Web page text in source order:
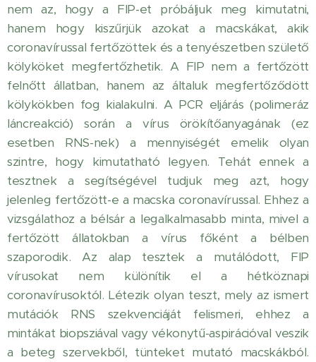
nem az, hogy a FIP-et próbáljuk meg kimutatni,
hanem hogy kiszűrjük azokat a macskákat, akik
coronavírussal fertőzöttek és a tenyészetben születő
kölyköket megfertőzhetik. A FIP nem a fertőzött
felnőtt állatban, hanem az általuk megfertőződött
kölykökben fog kialakulni. A PCR eljárás (polimeráz
láncreakció) során a vírus örökítőanyagának (ez
esetben RNS-nek) a mennyiségét emelik olyan
szintre, hogy kimutatható legyen. Tehát ennek a
tesztnek a segítségével tudjuk meg azt, hogy
jelenleg fertőzött-e a macska coronavírussal. Ehhez a
vizsgálathoz a bélsár a legalkalmasabb minta, mivel a
fertőzött állatokban a vírus főként a bélben
szaporodik. Az alap tesztek a mutálódott, FIP
vírusokat nem különítik el a hétköznapi
coronavírusoktól. Létezik olyan teszt, mely az ismert
mutációk RNS szekvenciáját felismeri, ehhez a
mintákat biopsziával vagy vékonytű-aspirációval veszik
a beteg szervekből, tünteket mutató macskákból.